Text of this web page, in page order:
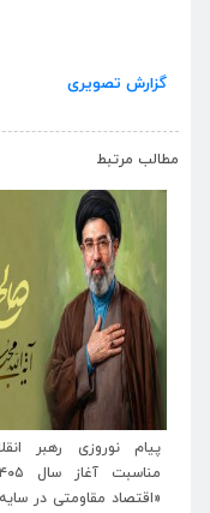
گزارش تصویری
مطالب مرتبط
بهره‌مندی ۳۶۸
طرح تابستانه زیارتگاه
الله مدرس(ره)